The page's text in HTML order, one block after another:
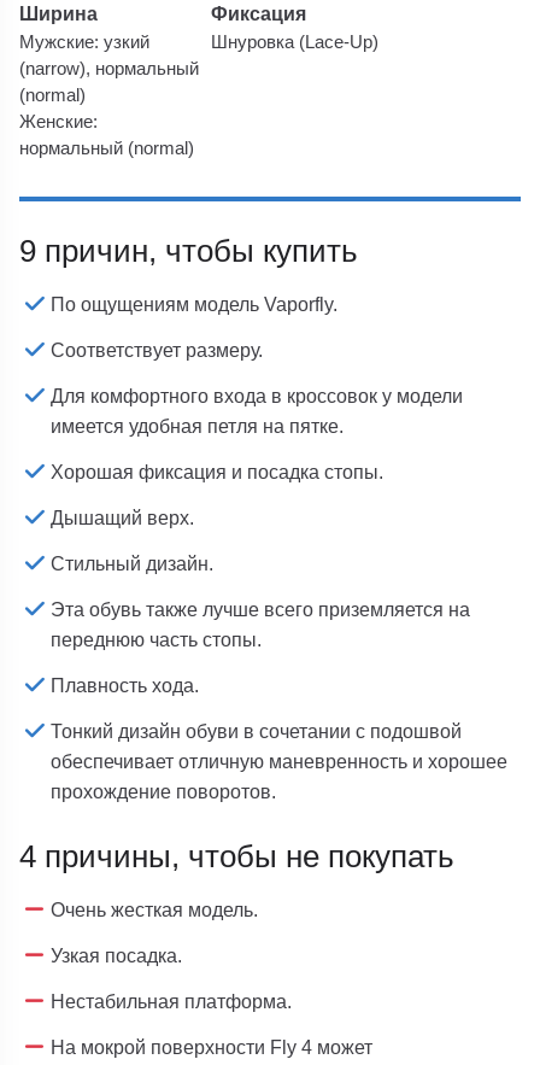
Ширина
Мужские: узкий
(narrow), нормальный
(normal)
Женские:
нормальный (normal)
Фиксация
Шнуровка (Lace-Up)
9 причин, чтобы купить
По ощущениям модель Vaporfly.
Соответствует размеру.
Для комфортного входа в кроссовок у модели
имеется удобная петля на пятке.
Хорошая фиксация и посадка стопы.
Дышащий верх.
Стильный дизайн.
Эта обувь также лучше всего приземляется на
переднюю часть стопы.
Плавность хода.
Тонкий дизайн обуви в сочетании с подошвой
обеспечивает отличную маневренность и хорошее
прохождение поворотов.
4 причины, чтобы не покупать
Очень жесткая модель.
Узкая посадка.
Нестабильная платформа.
На мокрой поверхности Fly 4 может